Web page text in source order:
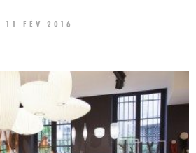
11 FÉV 2016